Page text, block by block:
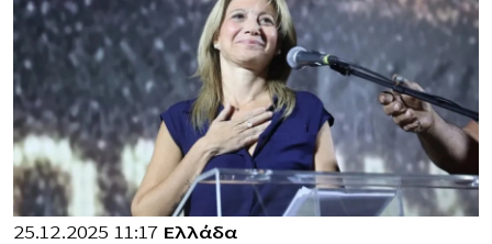
25.12.2025 11:17 Ελλάδα